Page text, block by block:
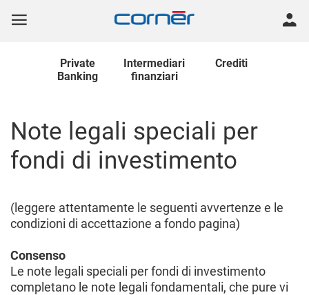
Private
Banking
Intermediari
finanziari
Crediti
Note legali speciali per
fondi di investimento
(leggere attentamente le seguenti avvertenze e le
condizioni di accettazione a fondo pagina)
Consenso
Le note legali speciali per fondi di investimento
completano le note legali fondamentali, che pure vi